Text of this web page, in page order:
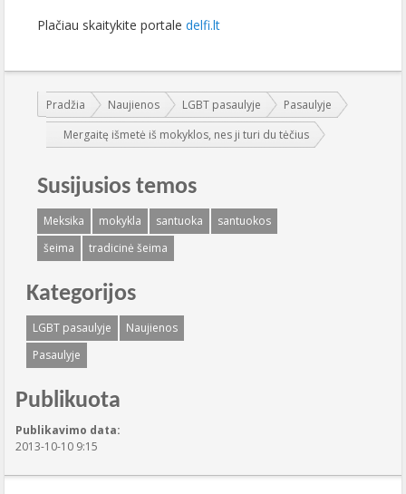
Plačiau skaitykite portale delfi.lt
Jūs esate čia:
Pradžia Naujienos LGBT pasaulyje
Pasaulyje
Mergaitę išmetė iš mokyklos, nes ji turi du tėčius
Susijusios temos
Meksika mokykla santuoka
santuokos
šeima
tradicinė šeima
Kategorijos
LGBT pasaulyje
Naujienos
Pasaulyje
Publikuota
Publikavimo data:
2013-10-10 9:15